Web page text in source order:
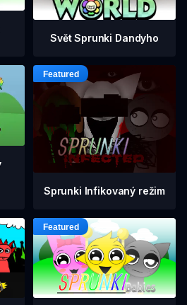
Svět Sprunki Dandyho
Sprunki Infikovaný režim